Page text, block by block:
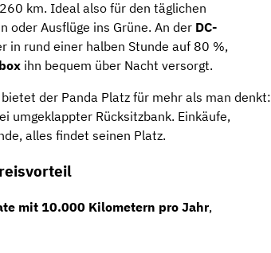
km. Ideal also für den täglichen
oder Ausflüge ins Grüne. An der DC-
in rund einer halben Stunde auf 80 %,
ihn bequem über Nacht versorgt.
der Panda Platz für mehr als man denkt:
umgeklappter Rücksitzbank. Einkäufe,
alles findet seinen Platz.
mit 10.000 Kilometern pro Jahr,